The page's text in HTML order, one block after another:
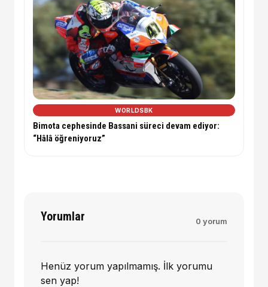
WORLDSBK
Bimota cephesinde Bassani süreci devam ediyor:
“Hâlâ öğreniyoruz”
Yorumlar 0 yorum
Henüz yorum yapılmamış. İlk yorumu
sen yap!